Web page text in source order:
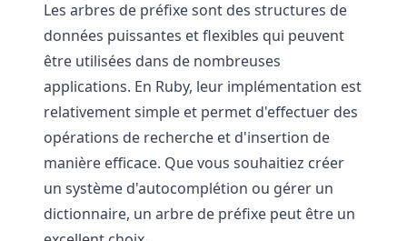
Les arbres de préfixe sont des structures de
données puissantes et flexibles qui peuvent
être utilisées dans de nombreuses
applications. En Ruby, leur implémentation est
relativement simple et permet d'effectuer des
opérations de recherche et d'insertion de
manière efficace. Que vous souhaitiez créer
un système d'autocomplétion ou gérer un
dictionnaire, un arbre de préfixe peut être un